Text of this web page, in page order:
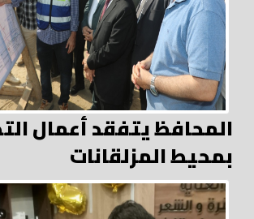
المحافظ يتفقد أعمال
بمحيط المزلقانات